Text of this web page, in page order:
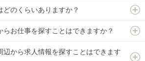
どのくらいありますか？
らお仕事を探すことはできますか？
辺から求人情報を探すことはできます